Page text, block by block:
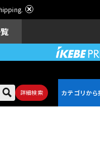
詳細検索